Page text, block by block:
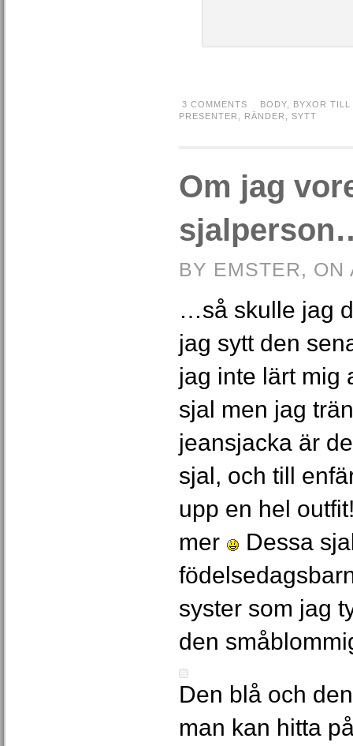
3 COMMENTS BODY, BYXOR TILL
PRESENTER
RÄNDER SYTT
Om jag
BY EMSTER, ON
…så skulle jag
jag sytt den
jag inte lärt mig
sjal men jag
jeansjacka är
sjal, och till
upp en hel
mer
Dessa
syster som jag
den
Den blå och
man kan hitta